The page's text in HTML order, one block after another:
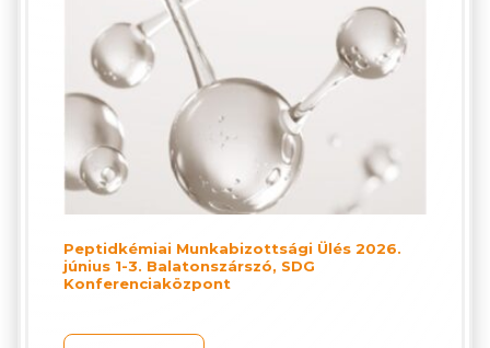
Peptidkémiai Munkabizottsági Ülés 2026.
június 1-3. Balatonszárszó, SDG
Konferenciaközpont